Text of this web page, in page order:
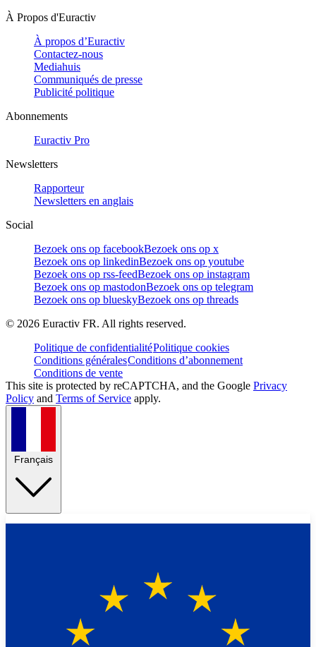
À Propos d'Euractiv
À propos d’Euractiv
Contactez-nous
Mediahuis
Communiqués de presse
Publicité politique
Abonnements
Euractiv Pro
Newsletters
Rapporteur
Newsletters en anglais
Social
Bezoek ons op facebookBezoek ons op x
Bezoek ons op linkedinBezoek ons op youtube
Bezoek ons op rss-feedBezoek ons op instagram
Bezoek ons op mastodonBezoek ons op telegram
Bezoek ons op blueskyBezoek ons op threads
© 2026 Euractiv FR. All rights reserved.
Politique de confidentialitéPolitique cookies
Conditions généralesConditions d’abonnement
Conditions de vente
This site is protected by reCAPTCHA, and the Google Privacy
Policy and Terms of Service apply.
Français